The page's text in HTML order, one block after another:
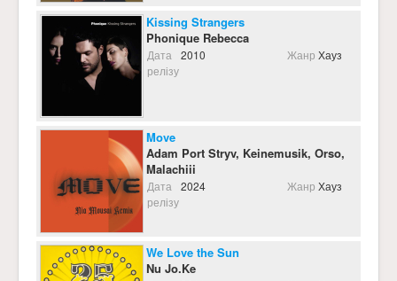
Kissing Strangers
Phonique Rebecca
Дата
релізу
2010 Жанр Хауз
Move
Adam Port Stryv, Keinemusik, Orso,
Malachiii
Дата
релізу
2024 Жанр Хауз
We Love the Sun
Nu Jo.Ke